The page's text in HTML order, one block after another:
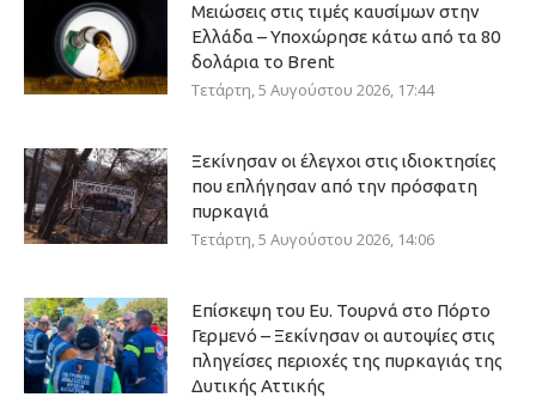
Μειώσεις στις τιμές καυσίμων στην
Ελλάδα – Υποχώρησε κάτω από τα 80
δολάρια το Brent
Τετάρτη, 5 Αυγούστου 2026, 17:44
Ξεκίνησαν οι έλεγχοι στις ιδιοκτησίες
που επλήγησαν από την πρόσφατη
πυρκαγιά
Τετάρτη, 5 Αυγούστου 2026, 14:06
Επίσκεψη του Ευ. Τουρνά στο Πόρτο
Γερμενό – Ξεκίνησαν οι αυτοψίες στις
πληγείσες περιοχές της πυρκαγιάς της
Δυτικής Αττικής